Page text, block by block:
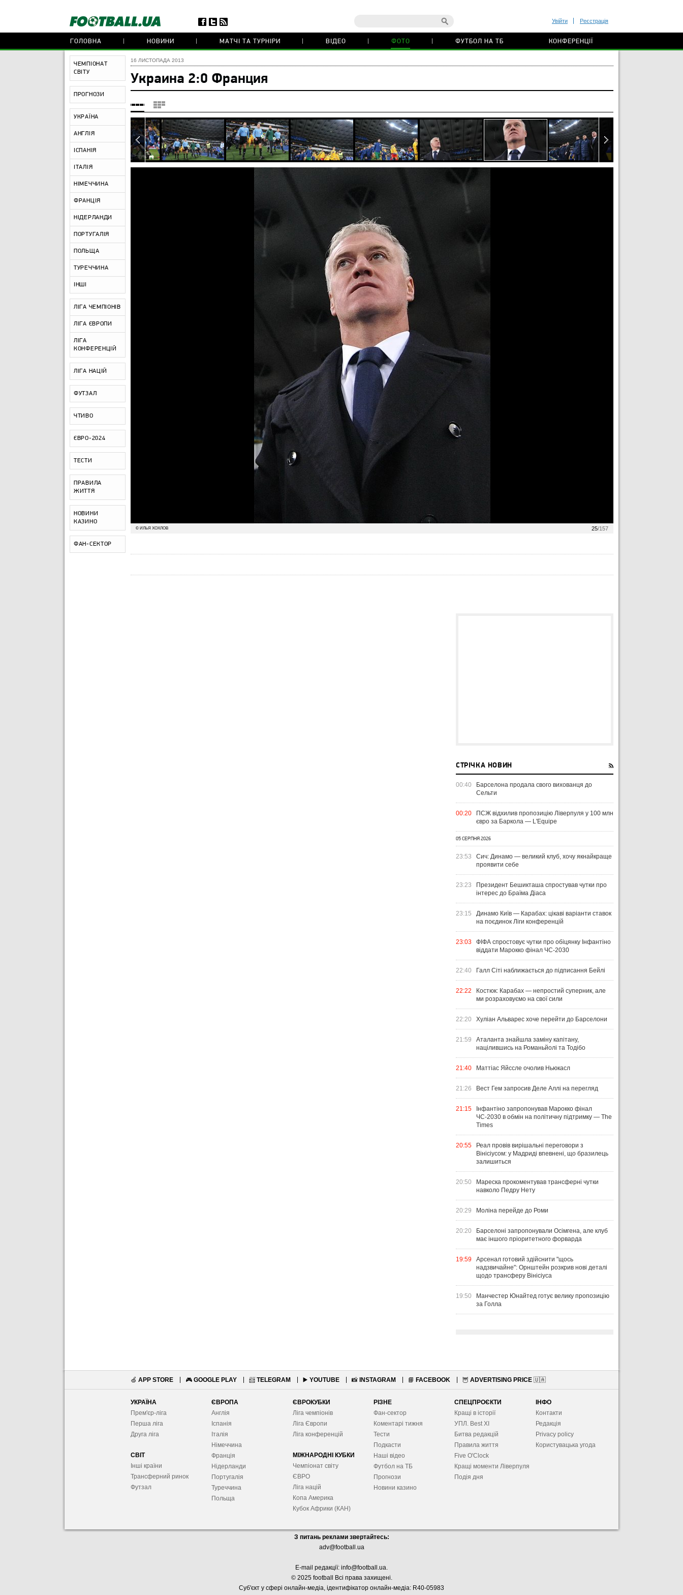
Увійти Реєстрація
ГОЛОВНА НОВИНИ МАТЧІ ТА ТУРНІРИ ВІДЕО ФОТО ФУТБОЛ НА ТБ КОНФЕРЕНЦІЇ
ЧЕМПІОНАТ
СВІТУ
ПРОГНОЗИ
УКРАЇНА
АНГЛІЯ
ІСПАНІЯ
ІТАЛІЯ
НІМЕЧЧИНА
ФРАНЦІЯ
НІДЕРЛАНДИ
ПОРТУГАЛІЯ
ПОЛЬЩА
ТУРЕЧЧИНА
ІНШІ
ЛІГА ЧЕМПІОНІВ
ЛІГА ЄВРОПИ
ЛІГА
КОНФЕРЕНЦІЙ
ЛІГА НАЦІЙ
ФУТЗАЛ
ЧТИВО
ЄВРО-2024
ТЕСТИ
ПРАВИЛА
ЖИТТЯ
НОВИНИ
КАЗИНО
ФАН-СЕКТОР
16 ЛИСТОПАДА 2013
Украина 2:0 Франция
25/157
© ИЛЬЯ ХОХЛОВ
СТРІЧКА НОВИН
00:40
Барселона продала свого вихованця до
Сельти
00:20
ПСЖ відхилив пропозицію Ліверпуля у 100 млн
євро за Баркола — L'Equipe
05 СЕРПНЯ 2026
23:53
Сич: Динамо — великий клуб, хочу якнайкраще
проявити себе
23:23
Президент Бешикташа спростував чутки про
інтерес до Браїма Діаса
23:15
Динамо Київ — Карабах: цікаві варіанти ставок
на поєдинок Ліги конференцій
23:03
ФІФА спростовує чутки про обіцянку Інфантіно
віддати Марокко фінал ЧС-2030
22:40 Галл Сіті наближається до підписання Бейлі
22:22
Костюк: Карабах — непростий суперник, але
ми розраховуємо на свої сили
22:20 Хуліан Альварес хоче перейти до Барселони
21:59
Аталанта знайшла заміну капітану,
націлившись на Романьйолі та Тодібо
21:40 Маттіас Яйссле очолив Ньюкасл
21:26 Вест Гем запросив Деле Аллі на перегляд
21:15
Інфантіно запропонував Марокко фінал
ЧС-2030 в обмін на політичну підтримку — The
Times
20:55
Реал провів вирішальні переговори з
Вінісіусом: у Мадриді впевнені, що бразилець
залишиться
20:50
Мареска прокоментував трансферні чутки
навколо Педру Нету
20:29 Моліна перейде до Роми
20:20
Барселоні запропонували Осімгена, але клуб
має іншого пріоритетного форварда
19:59
Арсенал готовий здійснити "щось
надзвичайне": Орнштейн розкрив нові деталі
щодо трансферу Вінісіуса
19:50
Манчестер Юнайтед готує велику пропозицію
за Голла
🍏 APP STORE 🎮 GOOGLE PLAY 📨 TELEGRAM ▶️ YOUTUBE 📸 INSTAGRAM 📘 FACEBOOK 🦉 ADVERTISING PRICE 🇺🇦
УКРАЇНА
Прем'єр-ліга
Перша ліга
Друга ліга
СВІТ
Інші країни
Трансферний ринок
Футзал
ЄВРОПА
Англія
Іспанія
Італія
Німеччина
Франція
Нідерланди
Португалія
Туреччина
Польща
ЄВРОКУБКИ
Ліга чемпіонів
Ліга Європи
Ліга конференцій
МІЖНАРОДНІ КУБКИ
Чемпіонат світу
ЄВРО
Ліга націй
Копа Америка
Кубок Африки (КАН)
РІЗНЕ
Фан-сектор
Коментарі тижня
Тести
Подкасти
Наші відео
Футбол на ТБ
Прогнози
Новини казино
СПЕЦПРОЄКТИ
Кращі в історії
УПЛ. Best XІ
Битва редакцій
Правила життя
Five O'Clock
Кращі моменти Ліверпуля
Подія дня
ІНФО
Контакти
Редакція
Privacy policy
Користувацька угода
З питань реклами звертайтесь:
adv@football.ua
E-mail редакції: info@football.ua.
© 2025 football Всі права захищені.
Суб'єкт у сфері онлайн-медіа, ідентифікатор онлайн-медіа: R40-05983